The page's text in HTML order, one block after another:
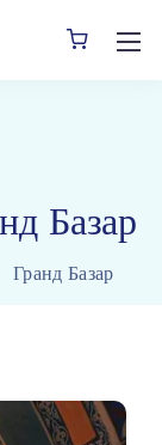
Базар
Гранд Базар